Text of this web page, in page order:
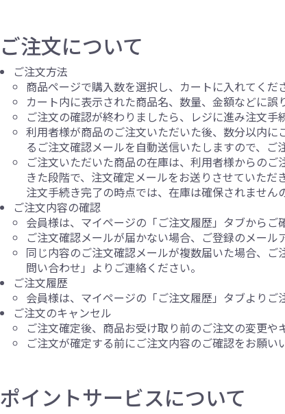
ご注文について
ご注文方法
商品ページで購入数を選択し、カートに入れてくだ
カート内に表示された商品名、数量、金額などに誤
ご注文の確認が終わりましたら、レジに進み注文手
利用者様が商品のご注文いただいた後、数分以内
るご注文確認メールを自動送信いたしますので、ご
ご注文いただいた商品の在庫は、利用者様からの
きた段階で、注文確定メールをお送りさせていただ
注文手続き完了の時点では、在庫は確保されません
ご注文内容の確認
会員様は、マイページの「ご注文履歴」タブからご
ご注文確認メールが届かない場合、ご登録のメール
同じ内容のご注文確認メールが複数届いた場合、ご
問い合わせ」よりご連絡ください。
ご注文履歴
会員様は、マイページの「ご注文履歴」タブよりご
ご注文のキャンセル
ご注文確定後、商品お受け取り前のご注文の変更や
ご注文が確定する前にご注文内容のご確認をお願い
ポイントサービスについて